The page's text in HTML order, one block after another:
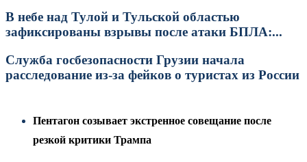
В небе над Тулой и Тульской областью
зафиксированы взрывы после атаки БПЛА:...
Служба госбезопасности Грузии начала
расследование из-за фейков о туристах из России
Пентагон созывает экстренное совещание после
резкой критики Трампа